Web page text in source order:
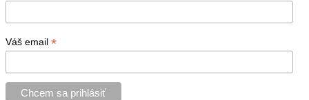
Váš email *